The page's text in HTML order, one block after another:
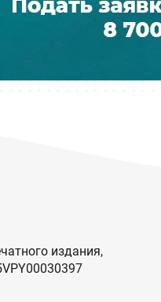
издания,